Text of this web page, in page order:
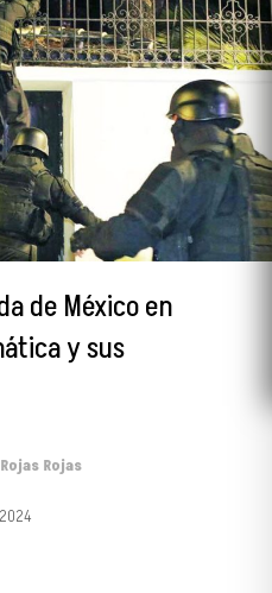
de México en
y sus
Rojas